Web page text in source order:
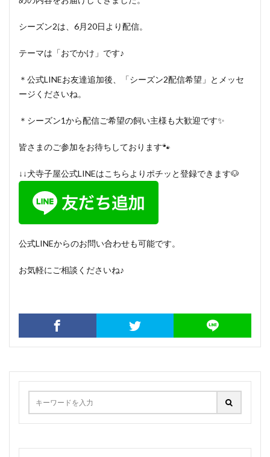
シーズン2は、6月20日より配信。
テーマは「おでかけ」です♪
＊公式LINEお友達追加後、「シーズン2配信希望」とメッセ
ージくださいね。
＊シーズン1から配信ご希望の飼い主様も大歓迎です✨
皆さまのご参加をお待ちしております🐾
↓↓犬寺子屋公式LINEはこちらよりポチッと登録できます🐶
公式LINEからのお問い合わせも可能です。
お気軽にご相談くださいね♪